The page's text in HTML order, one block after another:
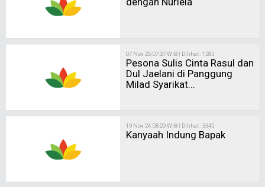
07 Nov 25, 07:37 WIB | Dilihat : 1285
Pesona Sulis Cinta Rasul dan
Dul Jaelani di Panggung
Milad Syarikat...
19 Nov 24, 08:29 WIB | Dilihat : 3345
Kanyaah Indung Bapak